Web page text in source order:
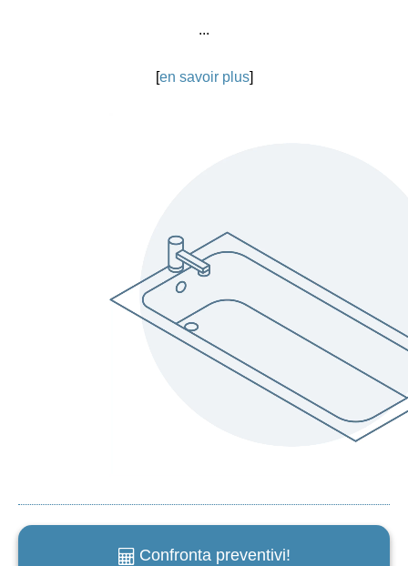
...
[en savoir plus]
eConfronta preventivi!